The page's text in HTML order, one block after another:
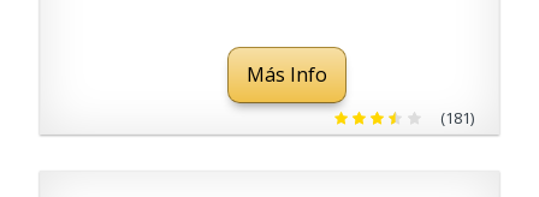
Más Info
(181)